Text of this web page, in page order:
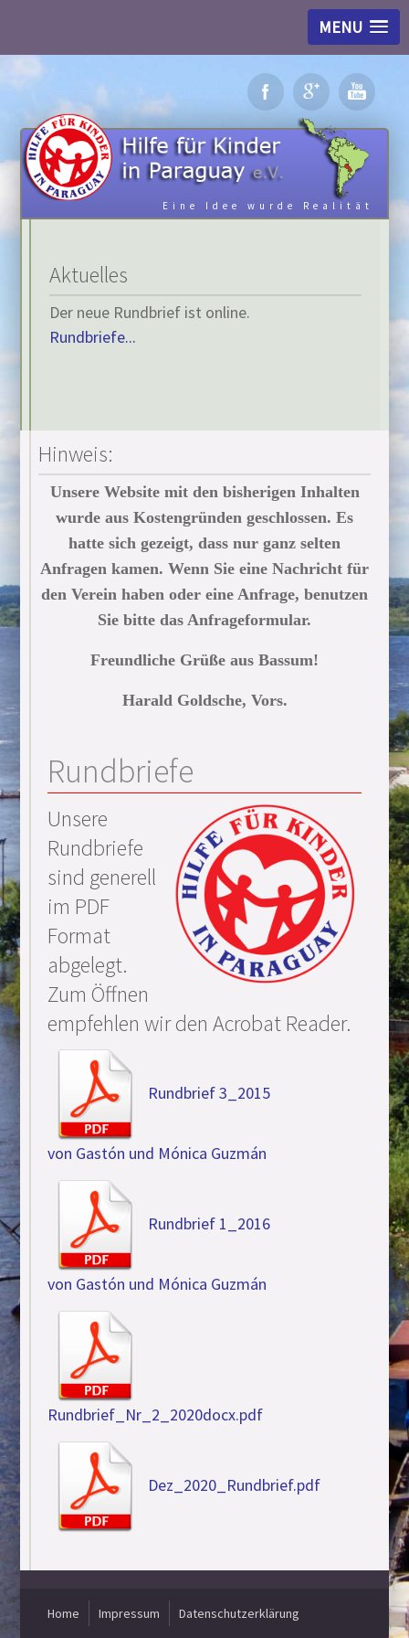
MENU
Eine Idee wurde Realität
Aktuelles
Der neue Rundbrief ist online.
Rundbriefe...
Hinweis:
Unsere Website mit den bisherigen Inhalten
wurde aus Kostengründen geschlossen. Es
hatte sich gezeigt, dass nur ganz selten
Anfragen kamen. Wenn Sie eine Nachricht für
den Verein haben oder eine Anfrage, benutzen
Sie bitte das Anfrageformular.
Freundliche Grüße aus Bassum!
Harald Goldsche, Vors.
Rundbriefe
Unsere
Rundbriefe
sind generell
im PDF
Format
abgelegt.
Zum Öffnen
empfehlen wir den Acrobat Reader.
Rundbrief 3_2015
von Gastón und Mónica Guzmán
Rundbrief 1_2016
von Gastón und Mónica Guzmán
Rundbrief_Nr_2_2020docx.pdf
Dez_2020_Rundbrief.pdf
Home Impressum Datenschutzerklärung